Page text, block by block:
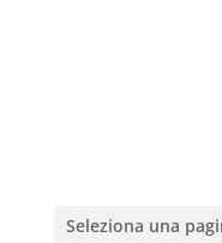
Seleziona una